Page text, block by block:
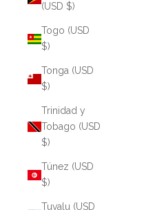
(USD $)
Togo (USD
$)
Tonga (USD
$)
Trinidad y
Tobago (USD
$)
Túnez (USD
$)
Tuvalu (USD